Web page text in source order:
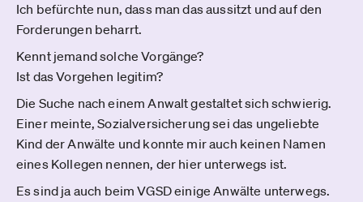
Ich befürchte nun, dass man das aussitzt und auf den
Forderungen beharrt.
Kennt jemand solche Vorgänge?
Ist das Vorgehen legitim?
Die Suche nach einem Anwalt gestaltet sich schwierig.
Einer meinte, Sozialversicherung sei das ungeliebte
Kind der Anwälte und konnte mir auch keinen Namen
eines Kollegen nennen, der hier unterwegs ist.
Es sind ja auch beim VGSD einige Anwälte unterwegs.